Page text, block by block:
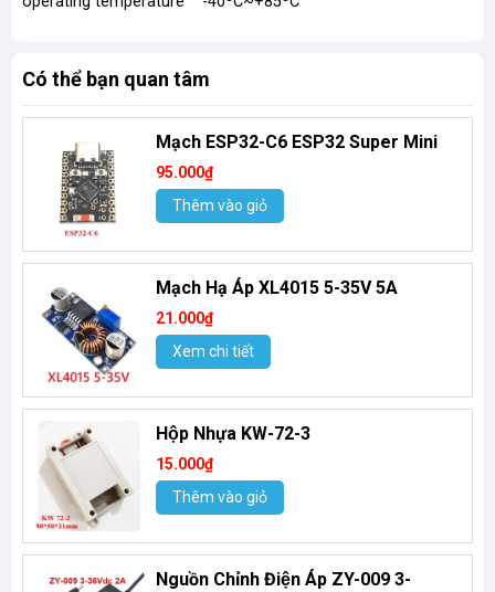
Có thể bạn quan tâm
Mạch ESP32-C6 ESP32 Super Mini
95.000₫
Thêm vào giỏ
Mạch Hạ Áp XL4015 5-35V 5A
21.000₫
Xem chi tiết
Hộp Nhựa KW-72-3
15.000₫
Thêm vào giỏ
Nguồn Chỉnh Điện Áp ZY-009 3-